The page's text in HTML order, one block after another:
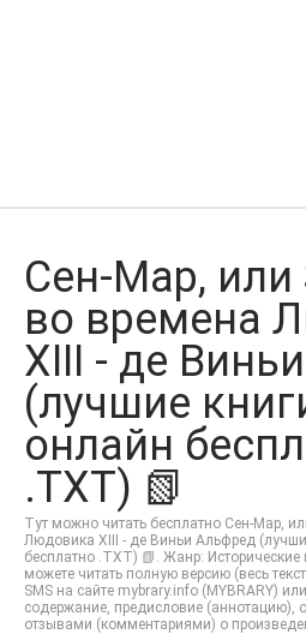
Сен-Map, или
во времена
XIII - де
(лучшие
онлайн
.TXT) 📗
Тут можно читать бесплатно Сен-Map,
Людовика XIII - де Виньи Альфред
бесплатно .TXT) 📗. Жанр:
можете читать полную версию (весь
SMS на сайте mybrary.info (MYBRARY)
содержание, предисловие (аннотацию),
отзывами (комментариями) о